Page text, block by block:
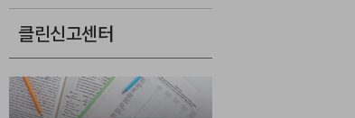
클린신고센터